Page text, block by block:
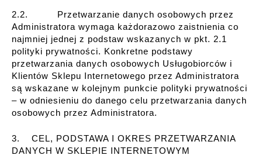
2.2. Przetwarzanie danych osobowych przez
Administratora wymaga każdorazowo zaistnienia co
najmniej jednej z podstaw wskazanych w pkt. 2.1
polityki prywatności. Konkretne podstawy
przetwarzania danych osobowych Usługobiorców i
Klientów Sklepu Internetowego przez Administratora
są wskazane w kolejnym punkcie polityki prywatności
– w odniesieniu do danego celu przetwarzania danych
osobowych przez Administratora.
3. CEL, PODSTAWA I OKRES PRZETWARZANIA
DANYCH W SKLEPIE INTERNETOWYM